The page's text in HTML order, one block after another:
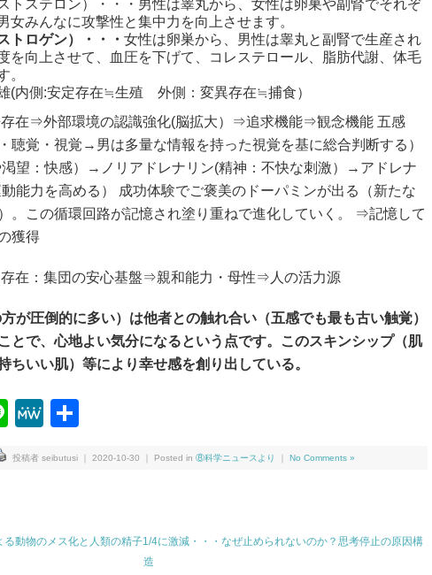
トステロン）・・・男性は睾丸から、女性は卵巣や副腎でそれぞ
女みんなに攻撃性と集中力を向上させます。
トロゲン）
・・・ 女性は卵巣から、男性は睾丸と副腎で生産され
を向上させて、血圧を下げて、コレステロール、脂肪代謝、体毛
。
(内側:安定存在≒生殖 外側：変異存在≒捕食）
存在⇒外部環境の認識強化(脳拡大）⇒追求機能⇒観念機能 五感
聴覚・視覚→男は多量な情報を持った視覚を基に総合判断する）
望：快感）→ノリアドレナリン(精神：不快な刺激）→アドレナ
能力を高める） 成功体験でご褒美のドーパミンが出る（新たな
。この循環回路が記憶され塗り重ねで進化していく。 ⇒記憶して
獲得
存在：集団の安心基盤⇒親和能力・母性⇒人の活力源
が圧倒的に多い） は他者との触れ合い（五感でも最も古い触覚）
とで、心地よい気分になるという点です。このスキンシップ（肌
ちいい肌）等により幸せ感を創り出している。
LineMeWe
投稿者 seibutusi ｜ 2020-10-30 ｜ Posted in ⑧科学ニュースより No Comments »
る動物のメス化と人類の精子1/4に激減・・・なぜ止められないのか？思考停止の原因構
造